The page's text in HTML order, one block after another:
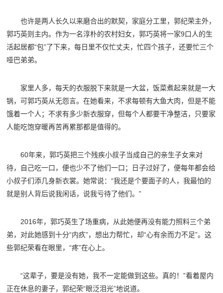
也许是两人长久以来磨合出的默契，家庭分工里，郭纪荣主外，
郭巧英则主内。作为一名淳朴的农村妇女，郭巧英将一家9口人的生
活起居都“包”了下来，每日里不仅忙丈夫，忙四个孩子，还要忙三个
哑巴弟弟。
家里人多，每天的衣服脱下来就是一大盆，饭菜煮起来就是一大
锅，可郭巧英从无怨言。在她看来，不求每顿有大鱼大肉，但是不能
饿着一个人；不求有多少新衣服穿，但每个人都要干净整洁，只要家
人能吃饱穿暖再苦再累那都是值得的。
60年来，郭巧英把三个残疾小叔子当成自己的亲生子女来对
待，自己吃一口，便也少不了他们一口；日子过好了，便每年都会给
小叔子们添几身新衣裳。她常说：“我还是个要面子的人，我最怕的
就是别人背后说我闲话，说我亏待了他们。”
2016年，郭巧英生了场重病，从此她便再没有能力照料三个弟
弟，对此她感到十分“内疚”，想出力帮忙，却“心有余而力不足”。这
些郭纪荣看在眼里，“疼”在心上。
“这辈子，要是没有她，我不一定能做到这些。真的！”看着屋内
正在休息的妻子，郭纪荣“眼泛泪光”地说道。